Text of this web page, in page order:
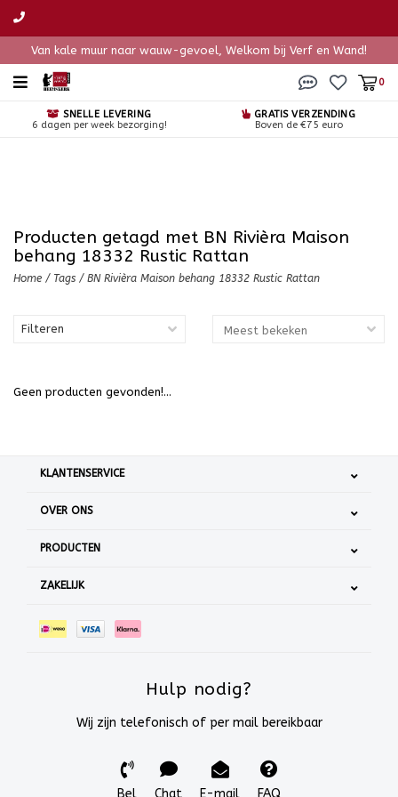
Van kale muur naar wauw-gevoel, Welkom bij Verf en Wand!
0
SNELLE LEVERING
6 dagen per week bezorging!
GRATIS VERZENDING
Boven de €75 euro
Producten getagd met BN Rivièra Maison
behang 18332 Rustic Rattan
Home / Tags / BN Rivièra Maison behang 18332 Rustic Rattan
Filteren
Geen producten gevonden!...
KLANTENSERVICE
OVER ONS
PRODUCTEN
ZAKELIJK
Hulp nodig?
Wij zijn telefonisch of per mail bereikbaar
Bel Chat E-mail FAQ